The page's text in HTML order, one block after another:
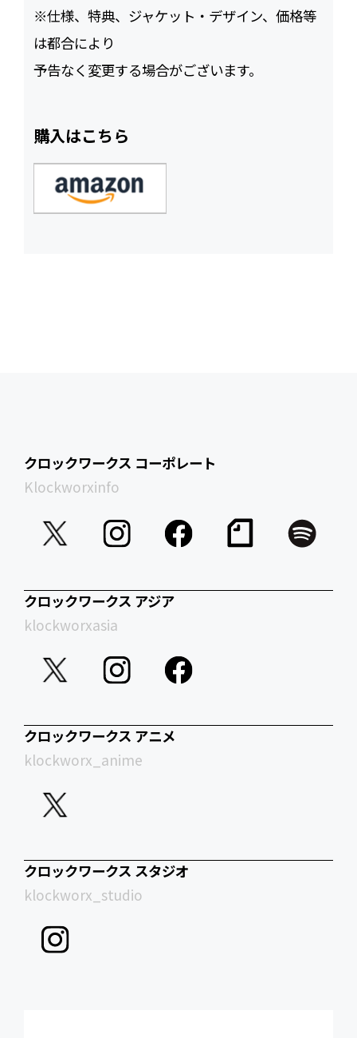
※仕様、特典、ジャケット・デザイン、価格等
は都合により
予告なく変更する場合がございます。
購入はこちら
クロックワークス コーポレート
Klockworxinfo
クロックワークス アジア
klockworxasia
クロックワークス アニメ
klockworx_anime
クロックワークス スタジオ
klockworx_studio